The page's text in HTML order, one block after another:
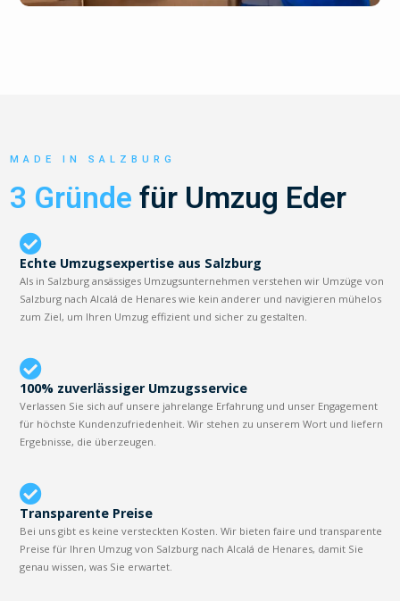
MADE IN SALZBURG
3 Gründe für Umzug Eder
Echte Umzugsexpertise aus Salzburg
Als in Salzburg ansässiges Umzugsunternehmen verstehen wir Umzüge von
Salzburg nach Alcalá de Henares wie kein anderer und navigieren mühelos
zum Ziel, um Ihren Umzug effizient und sicher zu gestalten.
100% zuverlässiger Umzugsservice
Verlassen Sie sich auf unsere jahrelange Erfahrung und unser Engagement
für höchste Kundenzufriedenheit. Wir stehen zu unserem Wort und liefern
Ergebnisse, die überzeugen.
Transparente Preise
Bei uns gibt es keine versteckten Kosten. Wir bieten faire und transparente
Preise für Ihren Umzug von Salzburg nach Alcalá de Henares, damit Sie
genau wissen, was Sie erwartet.